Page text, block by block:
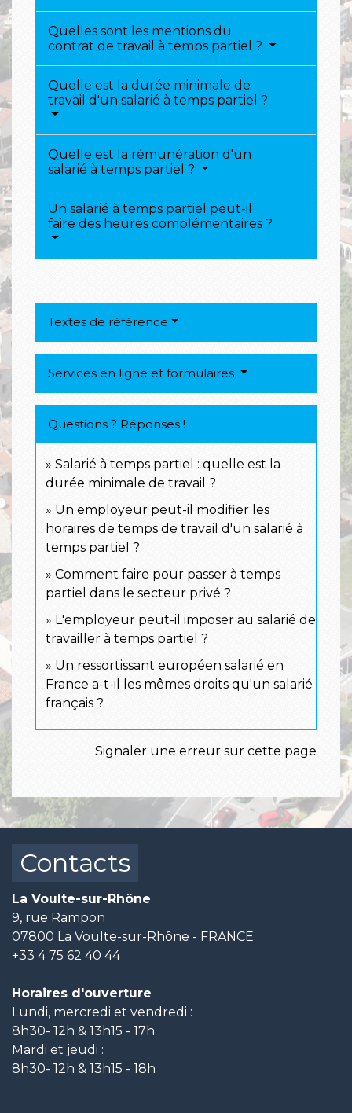
Quelles sont les mentions du
contrat de travail à temps partiel ?
Quelle est la durée minimale de
travail d'un salarié à temps partiel ?
Quelle est la rémunération d'un
salarié à temps partiel ?
Un salarié à temps partiel peut-il
faire des heures complémentaires ?
Textes de référence
Services en ligne et formulaires
Questions ? Réponses !
Salarié à temps partiel : quelle est la
durée minimale de travail ?
Un employeur peut-il modifier les
horaires de temps de travail d'un salarié à
temps partiel ?
Comment faire pour passer à temps
partiel dans le secteur privé ?
L'employeur peut-il imposer au salarié de
travailler à temps partiel ?
Un ressortissant européen salarié en
France a-t-il les mêmes droits qu'un salarié
français ?
Signaler une erreur sur cette page
Contacts
La Voulte-sur-Rhône
9, rue Rampon
07800 La Voulte-sur-Rhône - FRANCE
+33 4 75 62 40 44
Horaires d'ouverture
Lundi, mercredi et vendredi :
8h30- 12h & 13h15 - 17h
Mardi et jeudi :
8h30- 12h & 13h15 - 18h